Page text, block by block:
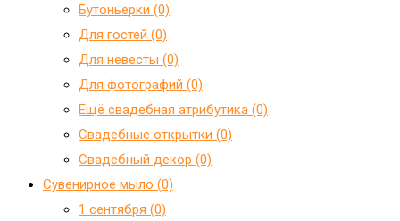
Бутоньерки (0)
Для гостей (0)
Для невесты (0)
Для фотографий (0)
Ещё свадебная атрибутика (0)
Свадебные открытки (0)
Свадебный декор (0)
Сувенирное мыло (0)
1 сентября (0)